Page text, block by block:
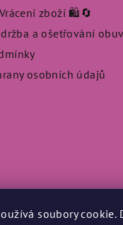
soubory cookie.
zboží 🛍️🔄
a ošetřování
osobních údajů